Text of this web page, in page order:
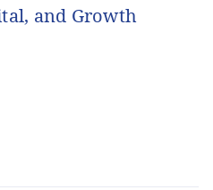
and Growth